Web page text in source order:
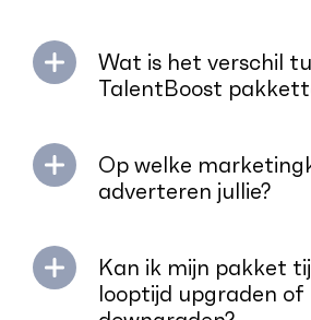
Wat is het verschil
TalentBoost
Op welke
adverteren jullie?
Kan ik mijn pakket
looptijd upgraden of